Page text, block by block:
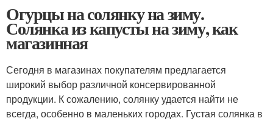
Огурцы на солянку на зиму.
Солянка из капусты на зиму, как
магазинная
Сегодня в магазинах покупателям предлагается
широкий выбор различной консервированной
продукции. К сожалению, солянку удается найти не
всегда, особенно в маленьких городах. Густая солянка в